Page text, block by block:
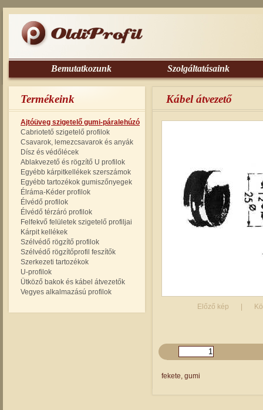
Bemutatkozunk Szolgáltatásaink
Termékeink
Ajtóüveg szigetelő gumi-páralehúzó
Cabriotető szigetelő profilok
Csavarok, lemezcsavarok és anyák
Dísz és védőlécek
Ablakvezető és rögzítő U profilok
Egyébb kárpitkellékek szerszámok
Egyébb tartozékok gumiszőnyegek
Élráma-Kéder profilok
Élvédő profilok
Élvédő térzáró profilok
Felfekvő felületek szigetelő profiljai
Kárpit kellékek
Szélvédő rögzítő profilok
Szélvédő rögzítőprofil feszítők
Szerkezeti tartozékok
U-profilok
Ütköző bakok és kábel átvezetők
Vegyes alkalmazású profilok
Kábel átvezető
fekete, gumi